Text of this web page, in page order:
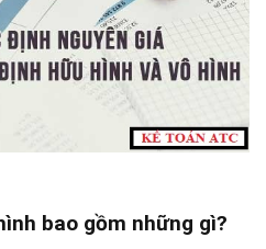
bao gồm những gì?